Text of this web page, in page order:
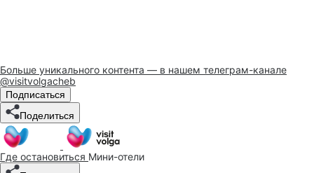
Больше уникального контента — в нашем телеграм-канале
@visitvolgacheb
Подписаться
Поделиться
Где остановиться Мини-отели